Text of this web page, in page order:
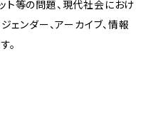
ト等の問題、現代社会におけ
ェンダー、アーカイブ、情報
。